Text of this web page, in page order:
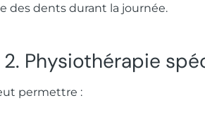
des dents durant la journée.
2. Physiothérapie
permettre :